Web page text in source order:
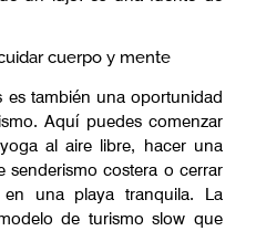
cuerpo y mente
es también una oportunidad
Aquí puedes comenzar
al aire libre, hacer una
senderismo costera o cerrar
una playa tranquila. La
de turismo slow que